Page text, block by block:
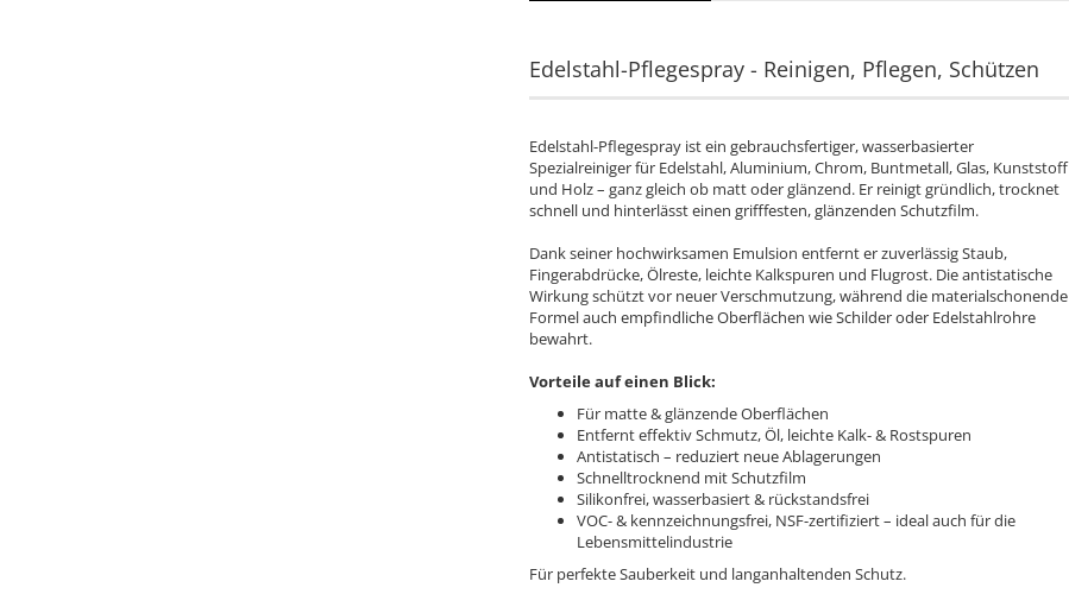
Edelstahl-Pflegespray - Reinigen, Pflegen, Schützen
Edelstahl-Pflegespray ist ein gebrauchsfertiger, wasserbasierter
Spezialreiniger für Edelstahl, Aluminium, Chrom, Buntmetall, Glas, Kunststoff
und Holz – ganz gleich ob matt oder glänzend. Er reinigt gründlich, trocknet
schnell und hinterlässt einen grifffesten, glänzenden Schutzfilm.
Dank seiner hochwirksamen Emulsion entfernt er zuverlässig Staub,
Fingerabdrücke, Ölreste, leichte Kalkspuren und Flugrost. Die antistatische
Wirkung schützt vor neuer Verschmutzung, während die materialschonende
Formel auch empfindliche Oberflächen wie Schilder oder Edelstahlrohre
bewahrt.
Vorteile auf einen Blick:
Für matte & glänzende Oberflächen
Entfernt effektiv Schmutz, Öl, leichte Kalk- & Rostspuren
Antistatisch – reduziert neue Ablagerungen
Schnelltrocknend mit Schutzfilm
Silikonfrei, wasserbasiert & rückstandsfrei
VOC- & kennzeichnungsfrei, NSF-zertifiziert – ideal auch für die
Lebensmittelindustrie
Für perfekte Sauberkeit und langanhaltenden Schutz.